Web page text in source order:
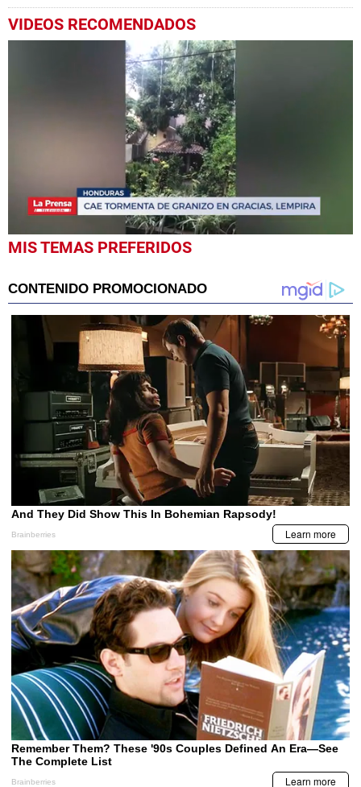
VIDEOS RECOMENDADOS
0
seconds
minute,
0
MIS TEMAS PREFERIDOS